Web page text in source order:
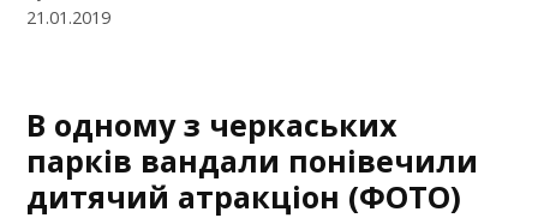
21.01.2019
В одному з черкаських
парків вандали понівечили
дитячий атракціон (ФОТО)